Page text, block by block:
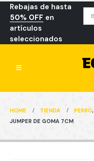
Rebajas de hasta
50% OFF en
artículos
seleccionados
HOME TIENDA PERRO,
JUMPER DE GOMA 7CM